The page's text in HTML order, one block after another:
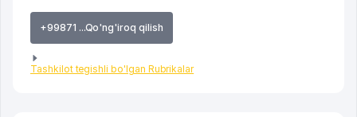
+99871 ...Qo'ng'iroq qilish
Tashkilot tegishli bo'lgan Rubrikalar